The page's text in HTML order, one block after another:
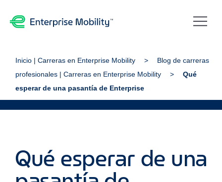
Inicio | Carreras en Enterprise Mobility
Blog de carreras
profesionales | Carreras en Enterprise Mobility
Qué
esperar de una pasantía de Enterprise
Qué esperar de una